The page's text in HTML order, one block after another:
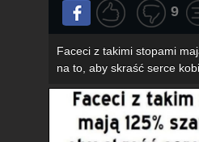
9
Faceci z takimi stopami
na to, aby skraść serce